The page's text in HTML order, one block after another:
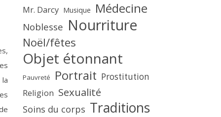
Mr. Darcy Musique Médecine
Noblesse Nourriture
Noël/fêtes
Objet étonnant
Pauvreté Portrait Prostitution
Religion Sexualité
Soins du corps Traditions